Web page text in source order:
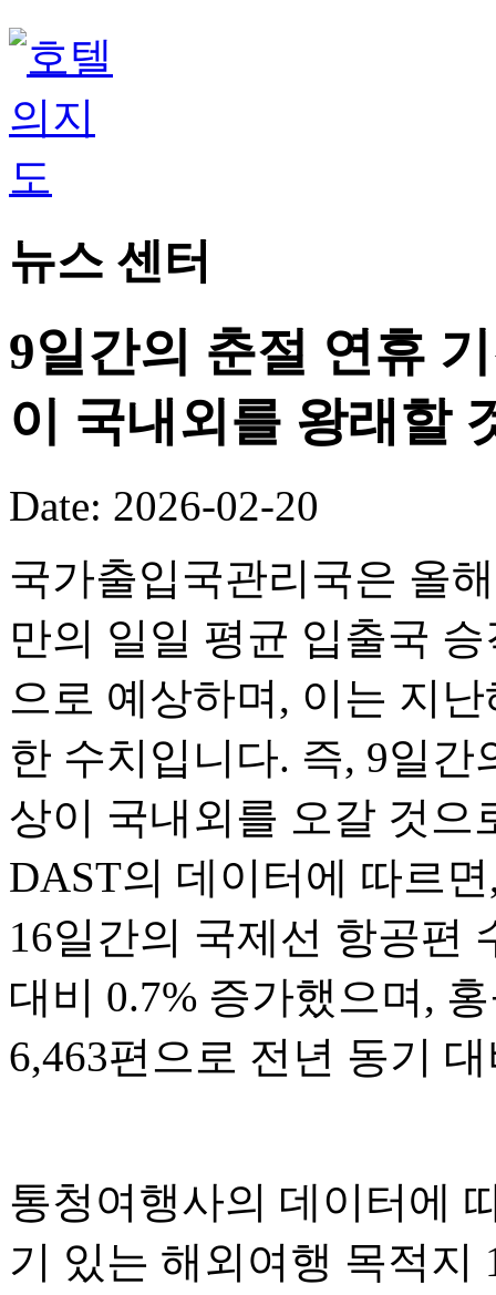
뉴스 센터
9일간의 춘절 연휴
이 국내외를 왕래할
Date: 2026-02-20
국가출입국관리국은 올
만의 일일 평균 입출국
으로 예상하며, 이는 지
한 수치입니다. 즉, 9일간
상이 국내외를 오갈 것으
DAST의 데이터에 따르
16일간의 국제선 항공편
대비 0.7% 증가했으며,
6,463편으로 전년 동기
통청여행사의 데이터에
기 있는 해외여행 목적지